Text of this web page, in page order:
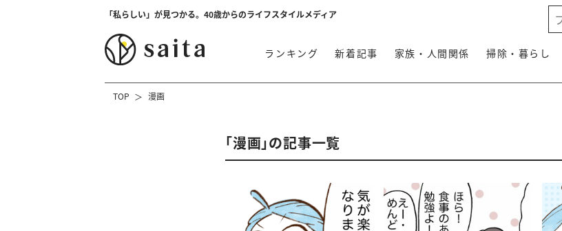
「私らしい」が見つかる。40歳からのライフスタイルメディア
ランキング 新着記事 家族・人間関係 掃除・暮らし
TOP 漫画
「漫画」の記事一覧